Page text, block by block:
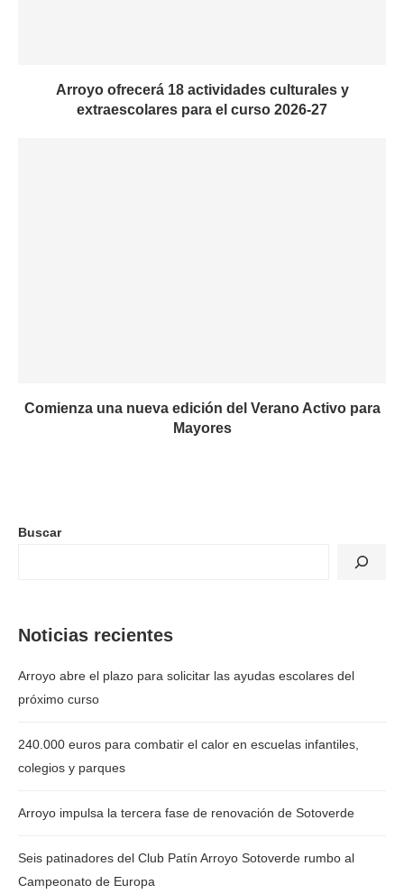
Arroyo ofrecerá 18 actividades culturales y
extraescolares para el curso 2026-27
Comienza una nueva edición del Verano Activo para
Mayores
Buscar
Noticias recientes
Arroyo abre el plazo para solicitar las ayudas escolares del
próximo curso
240.000 euros para combatir el calor en escuelas infantiles,
colegios y parques
Arroyo impulsa la tercera fase de renovación de Sotoverde
Seis patinadores del Club Patín Arroyo Sotoverde rumbo al
Campeonato de Europa